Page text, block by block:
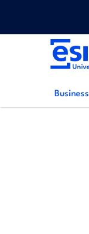
Business